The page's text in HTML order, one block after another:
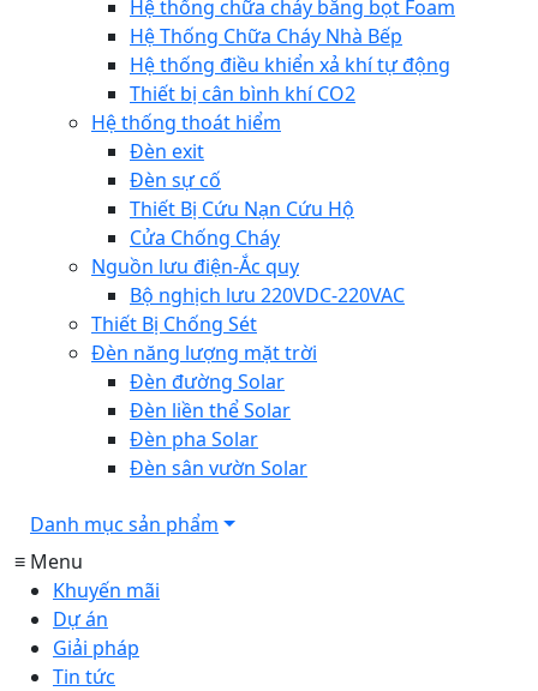
Hệ thống chữa cháy bằng bọt Foam
Hệ Thống Chữa Cháy Nhà Bếp
Hệ thống điều khiển xả khí tự động
Thiết bị cân bình khí CO2
Hệ thống thoát hiểm
Đèn exit
Đèn sự cố
Thiết Bị Cứu Nạn Cứu Hộ
Cửa Chống Cháy
Nguồn lưu điện-Ắc quy
Bộ nghịch lưu 220VDC-220VAC
Thiết Bị Chống Sét
Đèn năng lượng mặt trời
Đèn đường Solar
Đèn liền thể Solar
Đèn pha Solar
Đèn sân vườn Solar
Danh mục sản phẩm
≡ Menu
Khuyến mãi
Dự án
Giải pháp
Tin tức